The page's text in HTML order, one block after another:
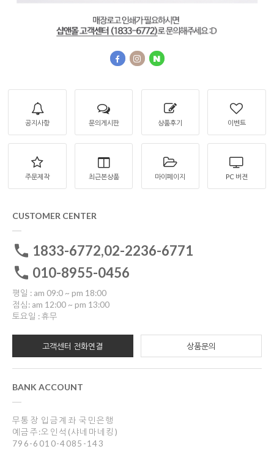
공지사항 문의게시판 상품후기 이벤트
주문제작 최근본상품 마이페이지 PC 버젼
CUSTOMER CENTER
1833-6772,02-2236-6771
010-8955-0456
평일 : am 09:0 ~ pm 18:00
점심: am 12:00 ~ pm 13:00
토요일 : 휴무
고객센터 전화연결 상품문의
BANK ACCOUNT
무통장 입금계좌 국민은행
예금주:오인석(샤네마네킹)
796-6010-4085-143